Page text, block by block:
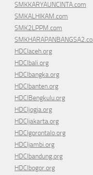
SMKKARYAUNCINTA.com
SMKALHIKAM.com
SMK2LPPM.com
HDCIaceh.org
HDCIbali.org
HDCIbangka.org
HDCIbanten.org
HDCIBengkulu.org
HDCIjogja.org
HDCIjakarta.org
HDCIgorontalo.org
HDCIjambi.org
HDCIbandung.org
HDCIbogor.org